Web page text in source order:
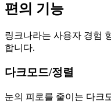
편의 기능
링크나라는 사용자 경험
합니다.
다크모드/정렬
눈의 피로를 줄이는 다크